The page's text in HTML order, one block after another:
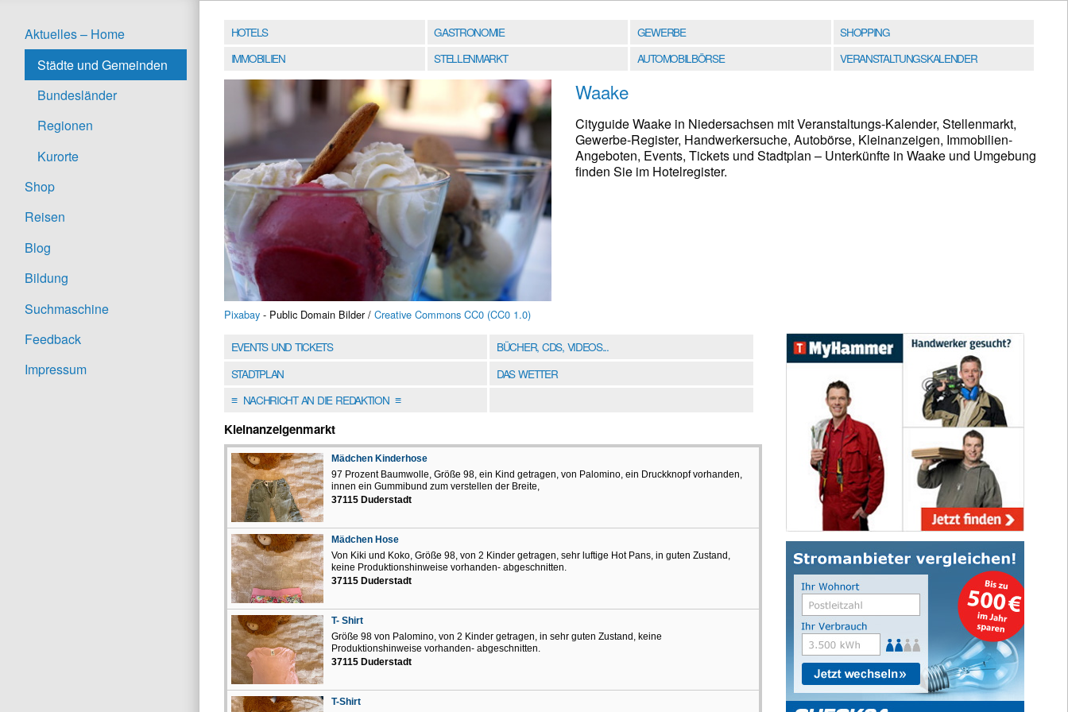
Aktuelles – Home
Städte und Gemeinden
Bundesländer
Regionen
Kurorte
Shop
Reisen
Blog
Bildung
Suchmaschine
Feedback
Impressum
HOTELS GASTRONOMIE GEWERBE
SHOPPING
IMMOBILIEN
STELLENMARKT AUTOMOBILBÖRSE VERANSTALTUNGSKALENDER
Pixabay - Public Domain Bilder / Creative Commons CC0 (CC0 1.0)
Waake
Cityguide Waake in Niedersachsen mit Veranstaltungs-Kalender, Stellenmarkt,
Gewerbe-Register, Handwerkersuche, Autobörse, Kleinanzeigen, Immobilien-
Angeboten, Events, Tickets und Stadtplan – Unterkünfte in Waake und Umgebung
finden Sie im Hotelregister.
EVENTS UND TICKETS
BÜCHER, CDS, VIDEOS...
STADTPLAN
DAS WETTER
≡NACHRICHT AN DIE REDAKTION≡
Kleinanzeigenmarkt
Mädchen Kinderhose
97 Prozent Baumwolle, Größe 98, ein Kind getragen, von Palomino, ein Druckknopf vorhanden,
innen ein Gummibund zum verstellen der Breite,
37115 Duderstadt
Mädchen Hose
Von Kiki und Koko, Größe 98, von 2 Kinder getragen, sehr luftige Hot Pans, in guten Zustand,
keine Produktionshinweise vorhanden- abgeschnitten.
37115 Duderstadt
T- Shirt
Größe 98 von Palomino, von 2 Kinder getragen, in sehr guten Zustand, keine
Produktionshinweise vorhanden- abgeschnitten.
37115 Duderstadt
T-Shirt